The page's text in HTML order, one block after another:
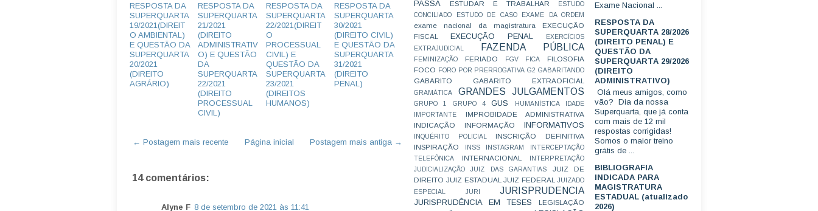
RESPOSTA DA
SUPERQUARTA
19/2021(DIREIT
O AMBIENTAL)
E QUESTÃO DA
SUPERQUARTA
20/2021
(DIREITO
AGRÁRIO)
RESPOSTA DA
SUPERQUARTA
21/2021
(DIREITO
ADMINISTRATIV
O) E QUESTÃO
DA
SUPERQUARTA
22/2021
(DIREITO
PROCESSUAL
CIVIL)
RESPOSTA DA
SUPERQUARTA
22/2021(DIREIT
O
PROCESSUAL
CIVIL) E
QUESTÃO DA
SUPERQUARTA
23/2021
(DIREITOS
HUMANOS)
RESPOSTA DA
SUPERQUARTA
30/2021
(DIREITO CIVIL)
E QUESTÃO DA
SUPERQUARTA
31/2021
(DIREITO
PENAL)
← Postagem mais recente Postagem mais antiga →
Página inicial
14 comentários:
Alyne F 8 de setembro de 2021 às 11:41
PASSA
ESTUDAR E TRABALHAR
ESTUDO
CONCILIADO
ESTUDO DE CASO EXAME DA ORDEM
exame nacional da magistratura
EXECUÇÃO
FISCAL
EXECUÇÃO PENAL
EXERCÍCIOS
EXTRAJUDICIAL
FAZENDA PÚBLICA
FEMINIZAÇÃO FERIADO FGV FICA
FILOSOFIA
FOCO
FORO POR PRERROGATIVA G2 GABARITANDO
GABARITO GABARITO EXTRAOFICIAL
GRAMÁTICA GRANDES JULGAMENTOS
GRUPO 1 GRUPO 4 GUS HUMANÍSTICA
IDADE
IMPORTANTE
IMPROBIDADE ADMINISTRATIVA
INDICAÇÃO
INFORMAÇÃO INFORMATIVOS
INQUÉRITO POLICIAL
INSCRIÇÃO DEFINITIVA
INSPIRAÇÃO
INSS INSTAGRAM
INTERCEPTAÇÃO
TELEFÔNICA
INTERNACIONAL
INTERPRETAÇÃO
JUDICIALIZAÇÃO
JUIZ DAS GARANTIAS
JUIZ DE
DIREITO JUIZ ESTADUAL JUIZ FEDERAL
JUIZADO
ESPECIAL
JURI JURISPRUDENCIA
JURISPRUDÊNCIA EM TESES
LEGISLAÇÃO
Exame Nacional ...
RESPOSTA DA
SUPERQUARTA 28/2026
(DIREITO PENAL) E
QUESTÃO DA
SUPERQUARTA 29/2026
(DIREITO
ADMINISTRATIVO)
Olá meus amigos, como
vão? Dia da nossa
Superquarta, que já conta
com mais de 12 mil
respostas corrigidas!
Somos o maior treino
grátis de ...
BIBLIOGRAFIA
INDICADA PARA
MAGISTRATURA
ESTADUAL (atualizado
2026)